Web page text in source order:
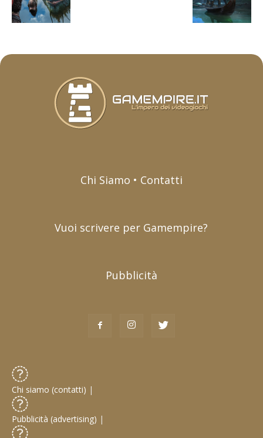
Chi Siamo • Contatti
Vuoi scrivere per Gamempire?
Pubblicità
Chi siamo (contatti) |
Pubblicità (advertising) |